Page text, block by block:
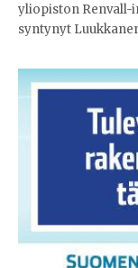
yliopiston Renvall-
syntynyt